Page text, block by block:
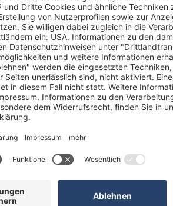
außen auf Glas klebend"? Wir haben die